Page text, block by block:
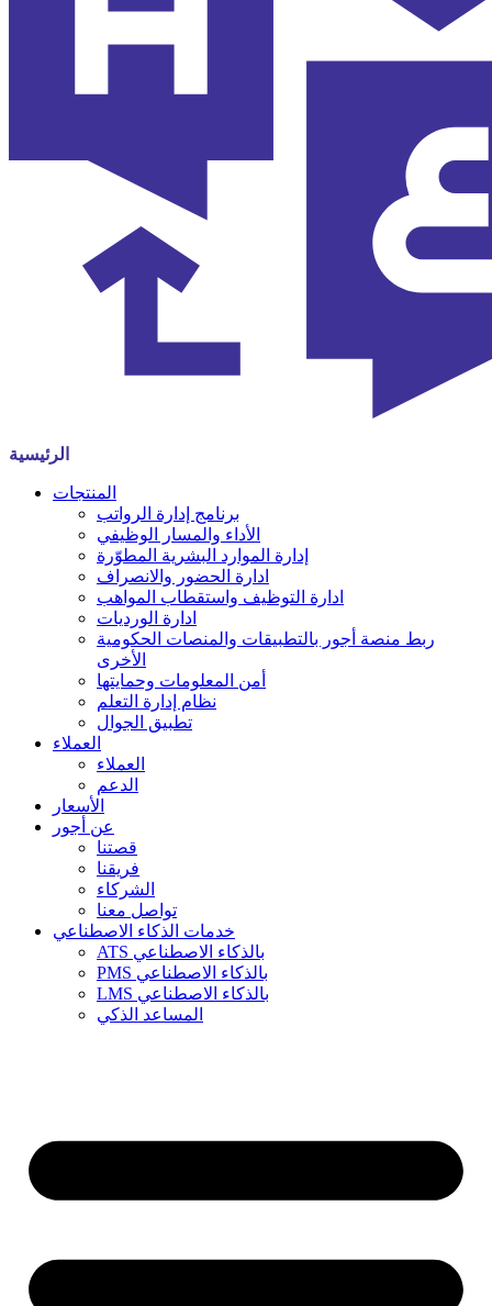
الرئيسية
المنتجات
برنامج إدارة الرواتب
الأداء والمسار الوظيفي
إدارة الموارد البشرية المطوّرة
ادارة الحضور والانصراف
ادارة التوظيف واستقطاب المواهب
ادارة الورديات
ربط منصة أجور بالتطبيقات والمنصات الحكومية
الأخرى
أمن المعلومات وحمايتها
نظام إدارة التعلم
تطبيق الجوال
العملاء
العملاء
الدعم
الأسعار
عن أجور
قصتنا
فريقنا
الشركاء
تواصل معنا
خدمات الذكاء الاصطناعي
ATS بالذكاء الاصطناعي
PMS بالذكاء الاصطناعي
LMS بالذكاء الاصطناعي
المساعد الذكي